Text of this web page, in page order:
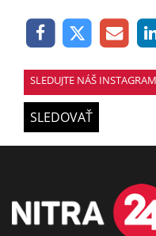
SLEDUJTE NÁŠ INSTAGRAM
SLEDOVAŤ